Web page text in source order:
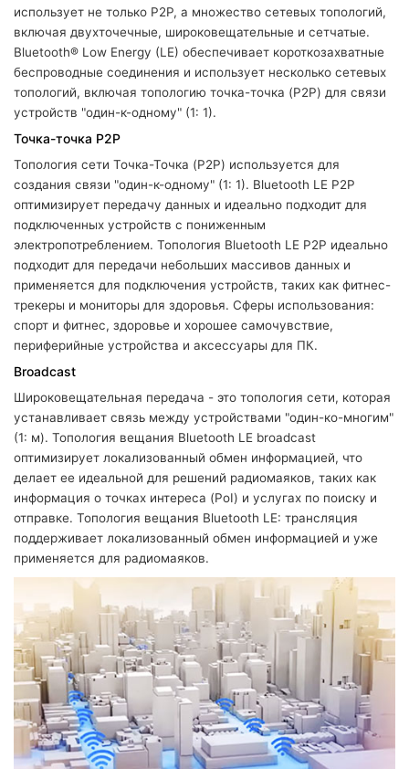
использует не только P2P, а множество сетевых топологий,
включая двухточечные, широковещательные и сетчатые.
Bluetooth® Low Energy (LE) обеспечивает короткозахватные
беспроводные соединения и использует несколько сетевых
топологий, включая топологию точка-точка (P2P) для связи
устройств "один-к-одному" (1: 1).
Точка-точка P2P
Топология сети Точка-Точка (P2P) используется для
создания связи "один-к-одному" (1: 1). Bluetooth LE P2P
оптимизирует передачу данных и идеально подходит для
подключенных устройств с пониженным
электропотреблением. Топология Bluetooth LE P2P идеально
подходит для передачи небольших массивов данных и
применяется для подключения устройств, таких как фитнес-
трекеры и мониторы для здоровья. Сферы использования:
спорт и фитнес, здоровье и хорошее самочувствие,
периферийные устройства и аксессуары для ПК.
Broadcast
Широковещательная передача - это топология сети, которая
устанавливает связь между устройствами "один-ко-многим"
(1: м). Топология вещания Bluetooth LE broadcast
оптимизирует локализованный обмен информацией, что
делает ее идеальной для решений радиомаяков, таких как
информация о точках интереса (PoI) и услугах по поиску и
отправке. Топология вещания Bluetooth LE: трансляция
поддерживает локализованный обмен информацией и уже
применяется для радиомаяков.